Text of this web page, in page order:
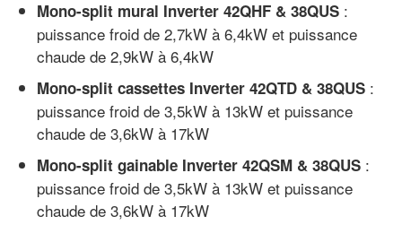
Mono-split mural Inverter 42QHF & 38QUS :
puissance froid de 2,7kW à 6,4kW et puissance
chaude de 2,9kW à 6,4kW
Mono-split cassettes Inverter 42QTD & 38QUS :
puissance froid de 3,5kW à 13kW et puissance
chaude de 3,6kW à 17kW
Mono-split gainable Inverter 42QSM & 38QUS :
puissance froid de 3,5kW à 13kW et puissance
chaude de 3,6kW à 17kW